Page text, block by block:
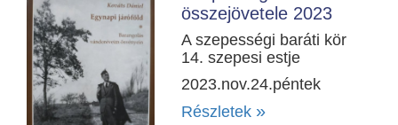
összejövetele 2023
A szepességi baráti kör
14. szepesi estje
2023.nov.24.péntek
Részletek »